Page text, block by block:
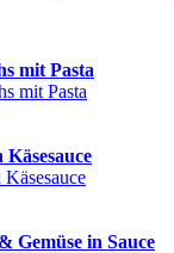
mit Pasta
Gemüse in Sauce